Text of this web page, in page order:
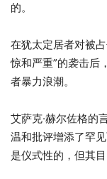
的。
在犹太定居者对被
惊和严重”的袭击后
者暴力浪潮。
艾萨克·赫尔佐格的
温和批评增添了罕
是仪式性的，但其